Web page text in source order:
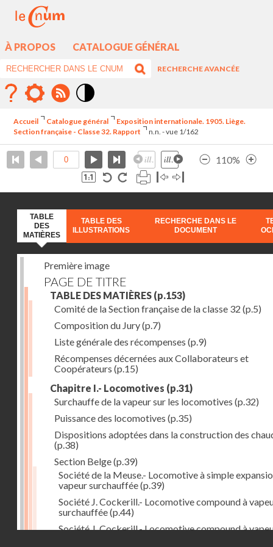
À PROPOS CATALOGUE GÉNÉRAL
RECHERCHE AVANCÉE
élévé
Accueil Catalogue général
Exposition internationale. 1905. Liège.
Section française - Classe 32. Rapport
n.n. - vue 1/162
110%
TABLE
DES
MATIÈRES
TABLE DES
ILLUSTRATIONS
RECHERCHE DANS LE
DOCUMENT
Première image
PAGE DE TITRE
TABLE DES MATIÈRES (p.153)
Comité de la Section française de la classe 32 (p.5)
Composition du Jury(p.7)
Liste générale des récompenses (p.9)
Récompenses décernées aux Collaborateurs et
Coopérateurs (p.15)
Chapitre I.- Locomotives (p.31)
Surchauffe de la vapeur sur les locomotives (p.32)
Puissance des locomotives (p.35)
Dispositions adoptées dans la construction des
(p.38)
Section Belge(p.39)
Société de la Meuse.- Locomotive à simple
vapeur surchauffée(p.39)
Société J. Cockerill.- Locomotive compound à
surchauffée(p.44)
Société J. Cockerill.- Locomotive compound à